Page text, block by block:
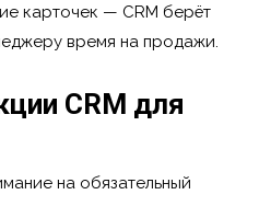
карточек — CRM берёт
время на продажи.
CRM для
на обязательный